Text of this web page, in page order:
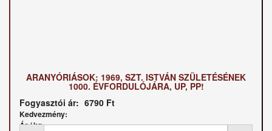
ARANYÓRIÁSOK: 1969, SZT. ISTVÁN SZÜLETÉSÉNEK
1000. ÉVFORDULÓJÁRA, UP, PP!
Fogyasztói ár: 6790 Ft
Kedvezmény:
Ár / kg: